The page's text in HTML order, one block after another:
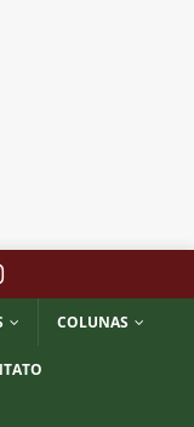
COLUNAS